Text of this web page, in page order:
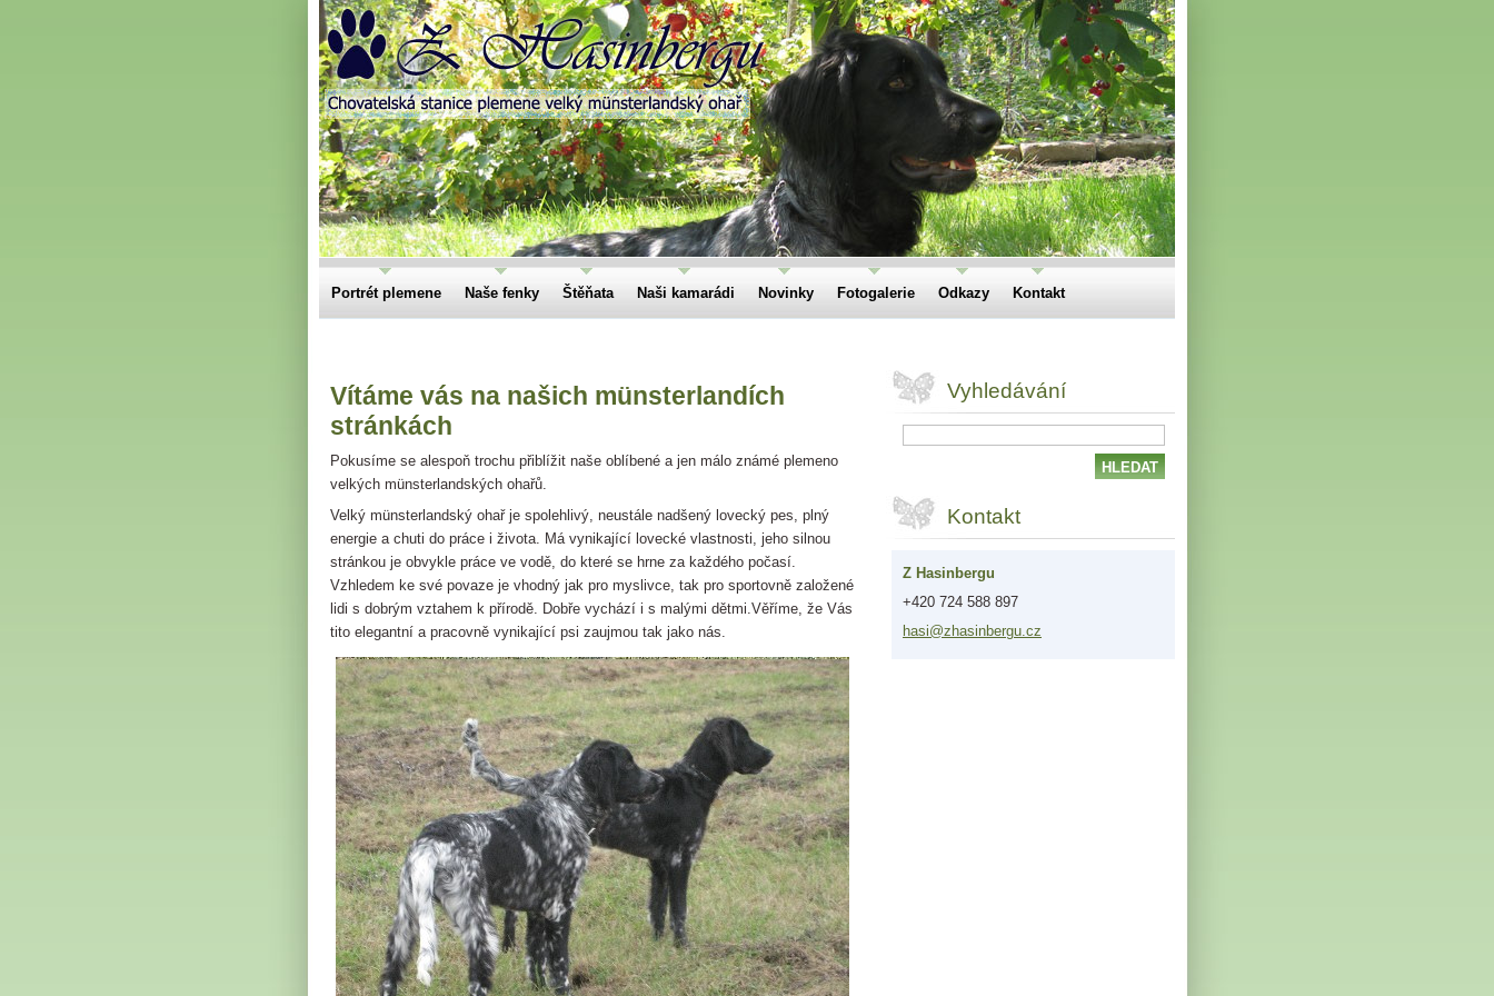
Vítáme vás na našich münsterlandích
stránkách
Pokusíme se alespoň trochu přiblížit naše oblíbené a jen málo známé plemeno
velkých münsterlandských ohařů.
Velký münsterlandský ohař je spolehlivý, neustále nadšený lovecký pes, plný
energie a chuti do práce i života. Má vynikající lovecké vlastnosti, jeho silnou
stránkou je obvykle práce ve vodě, do které se hrne za každého počasí.
Vzhledem ke své povaze je vhodný jak pro myslivce, tak pro sportovně založené
lidi s dobrým vztahem k přírodě. Dobře vychází i s malými dětmi.Věříme, že Vás
tito elegantní a pracovně vynikající psi zaujmou tak jako nás.
Vyhledávání
Kontakt
Z Hasinbergu
+420 724 588 897
hasi@zhasinbergu.cz
Portrét plemene Naše fenky Štěňata Naši kamarádi Novinky Fotogalerie Odkazy Kontakt